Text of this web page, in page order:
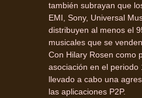
también subrayan que
EMI, Sony, Universal
distribuyen al menos el
musicales que se
Con Hilary Rosen como
asociación en el periodo
llevado a cabo una
las aplicaciones P2P.